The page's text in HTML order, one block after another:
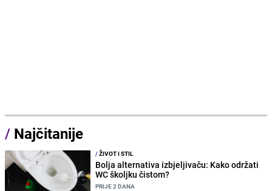
/ Najčitanije
/ŽIVOT I STIL
Bolja alternativa izbjeljivaču: Kako održati
WC školjku čistom?
PRIJE 2 DANA